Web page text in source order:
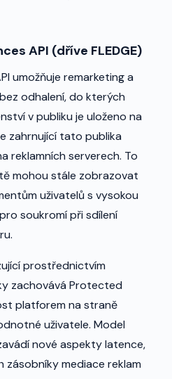
API (dříve FLEDGE)
umožňuje remarketing a
odhalení, do kterých
v publiku je uloženo na
zahrnující tato publika
reklamních serverech. To
mohou stále zobrazovat
uživatelů s vysokou
soukromí při sdílení
prostřednictvím
zachovává Protected
platforem na straně
uživatele. Model
nové aspekty latence,
zásobníky mediace reklam